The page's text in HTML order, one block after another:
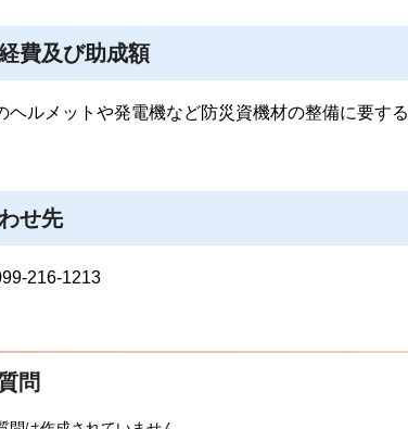
費及び助成額
ヘルメットや発電機など防災資機材の整備に要す
せ先
216-1213
問